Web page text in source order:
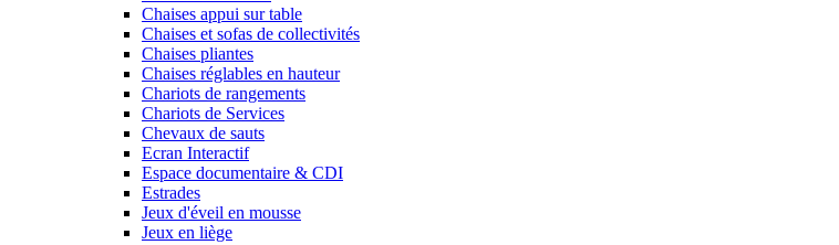
Chaises appui sur table
Chaises et sofas de collectivités
Chaises pliantes
Chaises réglables en hauteur
Chariots de rangements
Chariots de Services
Chevaux de sauts
Ecran Interactif
Espace documentaire & CDI
Estrades
Jeux d'éveil en mousse
Jeux en liège